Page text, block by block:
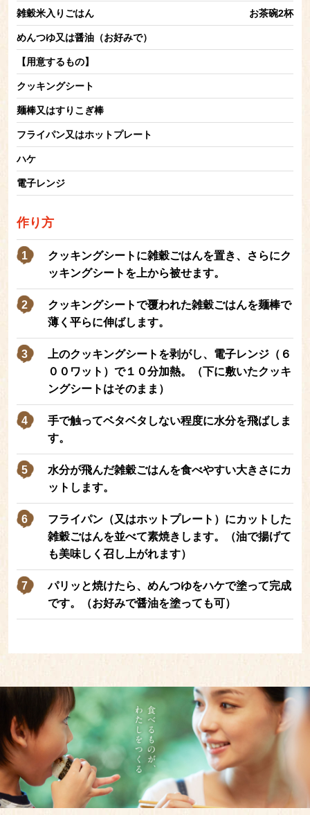
雑穀米入りごはん お茶碗2杯
めんつゆ又は醤油（お好みで）
【用意するもの】
クッキングシート
麺棒又はすりこぎ棒
フライパン又はホットプレート
ハケ
電子レンジ
作り方
クッキングシートに雑穀ごはんを置き、さらにク
ッキングシートを上から被せます。
クッキングシートで覆われた雑穀ごはんを麺棒で
薄く平らに伸ばします。
上のクッキングシートを剥がし、電子レンジ（６
００ワット）で１０分加熱。（下に敷いたクッキ
ングシートはそのまま）
手で触ってベタベタしない程度に水分を飛ばしま
す。
水分が飛んだ雑穀ごはんを食べやすい大きさにカ
ットします。
フライパン（又はホットプレート）にカットした
雑穀ごはんを並べて素焼きします。（油で揚げて
も美味しく召し上がれます）
パリッと焼けたら、めんつゆをハケで塗って完成
です。（お好みで醤油を塗っても可）